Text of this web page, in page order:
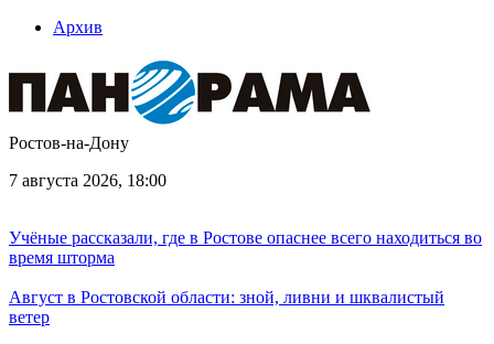
Архив
Ростов-на-Дону
7 августа 2026, 18:00
Учёные рассказали, где в Ростове опаснее всего находиться во
время шторма
Август в Ростовской области: зной, ливни и шквалистый
ветер